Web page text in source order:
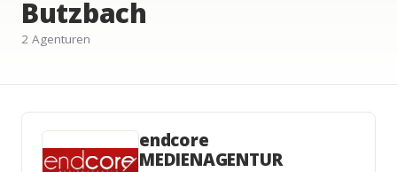
Butzbach
2 Agenturen
endcore
MEDIENAGENTUR